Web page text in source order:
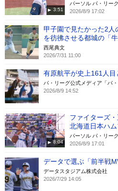
3:51
パーソル パ・リー
2026/8/9 17:02
甲子園で見たかった2
を彷彿させる都城の「牛
西尾典文
2026/7/31 11:00
有原航平が史上161人
パ・リーグ公式メディア「パ
2026/8/9 14:52
8:04
ファイターズ
北海道日本ハ
パーソル パ・リー
2026/8/9 17:01
データで選ぶ「前半戦
データスタジアム株式会社
2026/7/29 14:05